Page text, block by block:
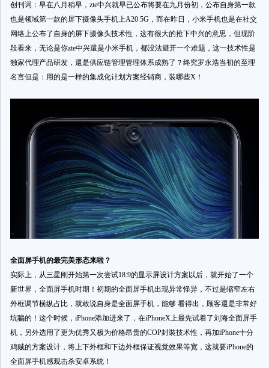
创刊词：早在八月稍早，zte中兴就早已公布将要在九月份初，公布自身第一款
也是领域第一款的屏下摄像头手机上A20 5G，而在昨日，小米手机也是在社交
网络上公布了自身的屏下摄像头技术性，这有很大的抢下中兴的意思，但现阶
段看来，无论是你zte中兴還是小米手机，都没法避开一个难题，这一技术性是
独家代理产品研发，還是供应链管理管理体系成熟了？终究罗永浩当初的至理
名言但是：用的是一样的集成化计划方案经销商，装哪些X！
全面屏手机的最完美形态来啦？
实际上，从三星刚开始第一次尝试18:9的显示屏设计方案以后，就开始了一个
新世界，全面屏手机时期！初期的全面屏手机出现异常怪异，不过是缩窄左右
外框调节横纵占比，就敢说自身是全面屏手机，能够 看得出，顾客還是非常好
坑骗的！这个时候，iPhone添加进来了，在iPhoneX上最先试着了刘海全面屏手
机，另外选用了更为优秀又极为价格昂贵的COP封裝技术性，再加iPhone十分
鸡贼的方案设计，将上下外框和下边外框保证视觉效果等宽，这就要iPhone的
全面屏手机感观击杀安卓系统！